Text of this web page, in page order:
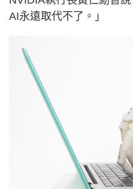
AI永遠取代不了。」